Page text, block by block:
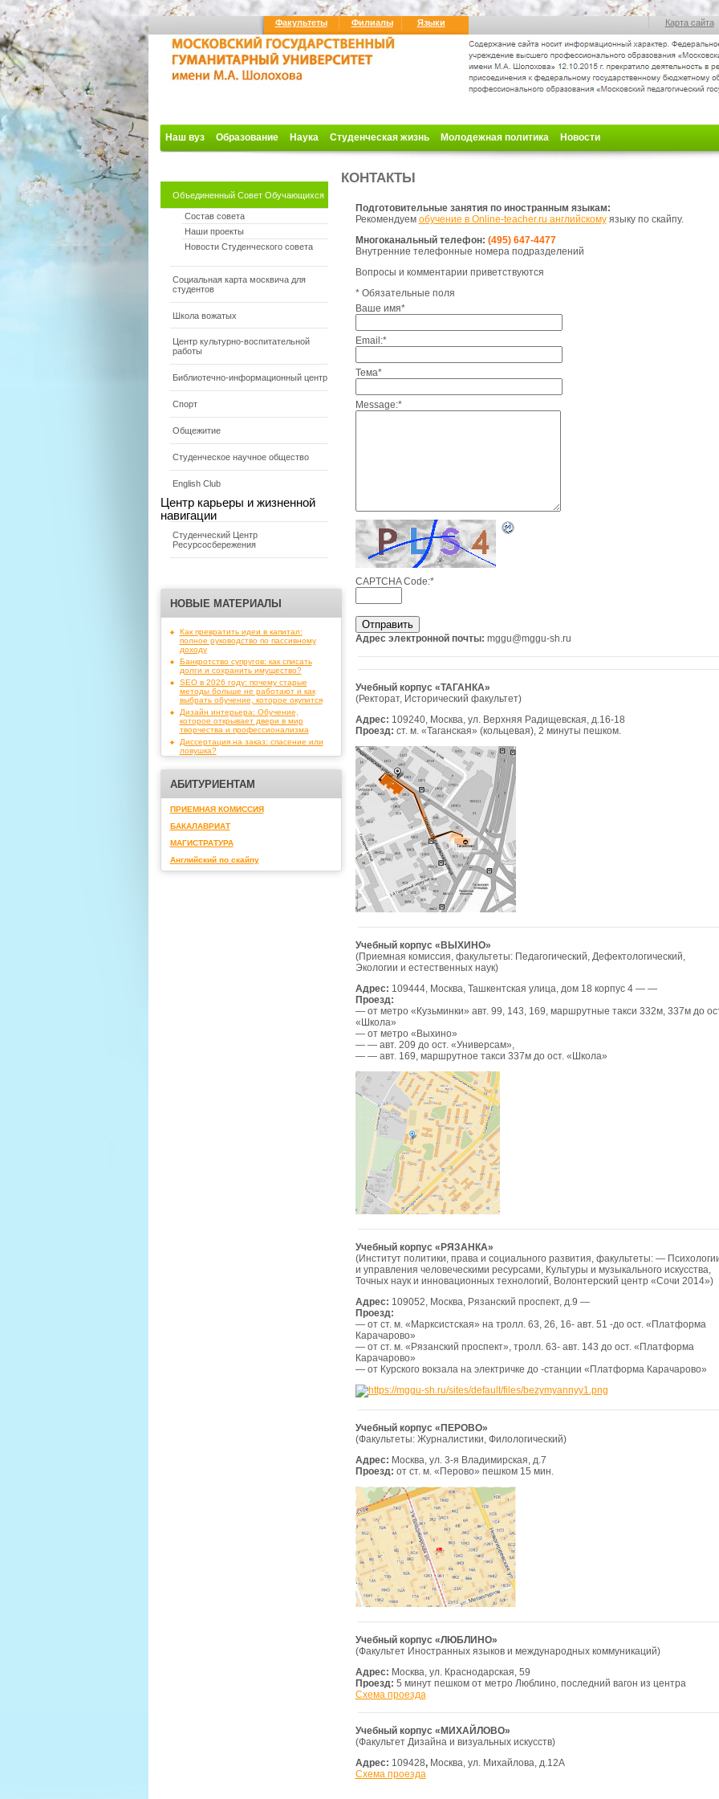
Факультеты Филиалы Языки Карта сайта
Наш вуз Образование Наука Студенческая жизнь Молодежная политика Новости
Объединенный Совет Обучающихся
Состав совета
Наши проекты
Новости Студенческого совета
Социальная карта москвича для
студентов
Школа вожатых
Центр культурно-воспитательной
работы
Библиотечно-информационный центр
Спорт
Общежитие
Студенческое научное общество
English Club
Центр карьеры и жизненной
навигации
Студенческий Центр
Ресурсосбережения
НОВЫЕ МАТЕРИАЛЫ
Как превратить идеи в капитал:
полное руководство по пассивному
доходу
Банкротство супругов: как списать
долги и сохранить имущество?
SEO в 2026 году: почему старые
методы больше не работают и как
выбрать обучение, которое окупится
Дизайн интерьера: Обучение,
которое открывает двери в мир
творчества и профессионализма
Диссертация на заказ: спасение или
ловушка?
АБИТУРИЕНТАМ
ПРИЕМНАЯ КОМИССИЯ
БАКАЛАВРИАТ
МАГИСТРАТУРА
Английский по скайпу
КОНТАКТЫ
Подготовительные занятия по иностранным языкам:
Рекомендуем обучение в Online-teacher.ru английскомуязыку по скайпу.
Многоканальный телефон: (495) 647-4477
Внутренние телефонные номера подразделений
Вопросы и комментарии приветствуются
* Обязательные поля
Ваше имя*
Email:*
Тема*
Message:*
CAPTCHA Code:*
Адрес электронной почты: mggu@mggu-sh.ru
Учебный корпус «ТАГАНКА»
(Ректорат, Исторический факультет)
Адрес: 109240, Москва, ул. Верхняя Радищевская, д.16-18
Проезд: ст. м. «Таганская» (кольцевая), 2 минуты пешком.
Учебный корпус «ВЫХИНО»
(Приемная комиссия, факультеты: Педагогический, Дефектологический,
Экологии и естественных наук)
Адрес: 109444, Москва, Ташкентская улица, дом 18 корпус 4 — —
Проезд:
— от метро «Кузьминки» авт. 99, 143, 169, маршрутные такси 332м, 337м до
«Школа»
— от метро «Выхино»
— — авт. 209 до ост. «Универсам»,
— — авт. 169, маршрутное такси 337м до ост. «Школа»
Учебный корпус «РЯЗАНКА»
(Институт политики, права и социального развития, факультеты: —
и управления человеческими ресурсами, Культуры и музыкального искусства,
Точных наук и инновационных технологий, Волонтерский центр «Сочи 2014»)
Адрес: 109052, Москва, Рязанский проспект, д.9 —
Проезд:
— от ст. м. «Марксистская» на тролл. 63, 26, 16- авт. 51 -до ост. «Платформа
Карачарово»
— от ст. м. «Рязанский проспект», тролл. 63- авт. 143 до ост. «Платформа
Карачарово»
— от Курского вокзала на электричке до -станции «Платформа Карачарово»
Учебный корпус «ПЕРОВО»
(Факультеты: Журналистики, Филологический)
Адрес: Москва, ул. 3-я Владимирская, д.7
Проезд: от ст. м. «Перово» пешком 15 мин.
Учебный корпус «ЛЮБЛИНО»
(Факультет Иностранных языков и международных коммуникаций)
Адрес: Москва, ул. Краснодарская, 59
Проезд: 5 минут пешком от метро Люблино, последний вагон из центра
Схема проезда
Учебный корпус «МИХАЙЛОВО»
(Факультет Дизайна и визуальных искусств)
Адрес: 109428, Москва, ул. Михайлова, д.12А
Схема проезда